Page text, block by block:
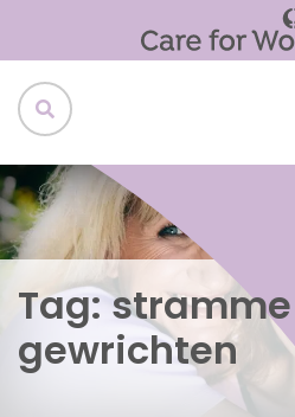
Tag:stramme
gewrichten